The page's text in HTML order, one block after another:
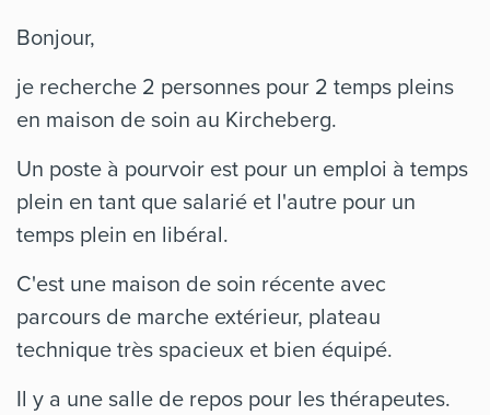
Bonjour,
je recherche 2 personnes pour 2 temps pleins
en maison de soin au Kircheberg.
Un poste à pourvoir est pour un emploi à temps
plein en tant que salarié et l'autre pour un
temps plein en libéral.
C'est une maison de soin récente avec
parcours de marche extérieur, plateau
technique très spacieux et bien équipé.
Il y a une salle de repos pour les thérapeutes.